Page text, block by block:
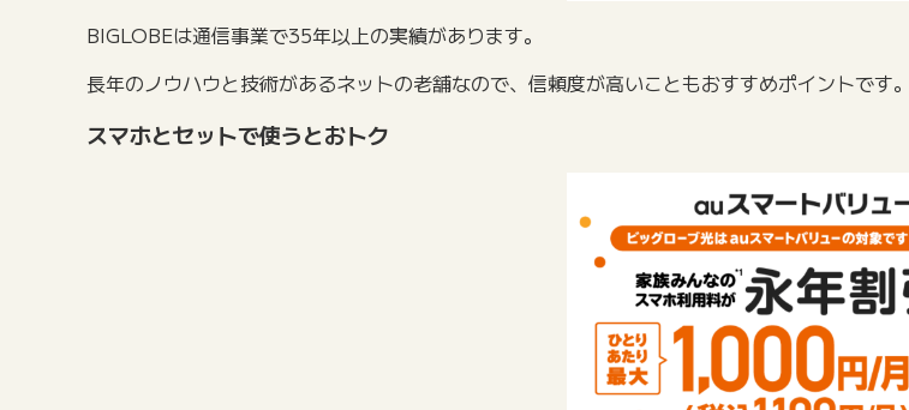
BIGLOBEは通信事業で35年以上の実績があります。
長年のノウハウと技術があるネットの老舗なので、信頼度が高いこともおすすめポイントです。
スマホとセットで使うとおトク